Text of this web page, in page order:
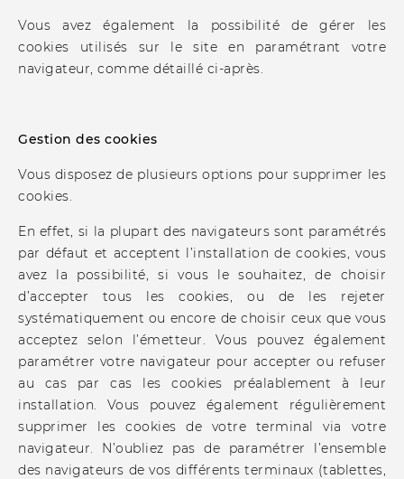
Vous avez également la possibilité de gérer les
cookies utilisés sur le site en paramétrant votre
navigateur, comme détaillé ci-après.
Gestion des cookies
Vous disposez de plusieurs options pour supprimer les
cookies.
En effet, si la plupart des navigateurs sont paramétrés
par défaut et acceptent l’installation de cookies, vous
avez la possibilité, si vous le souhaitez, de choisir
d’accepter tous les cookies, ou de les rejeter
systématiquement ou encore de choisir ceux que vous
acceptez selon l’émetteur. Vous pouvez également
paramétrer votre navigateur pour accepter ou refuser
au cas par cas les cookies préalablement à leur
installation. Vous pouvez également régulièrement
supprimer les cookies de votre terminal via votre
navigateur. N’oubliez pas de paramétrer l’ensemble
des navigateurs de vos différents terminaux (tablettes,